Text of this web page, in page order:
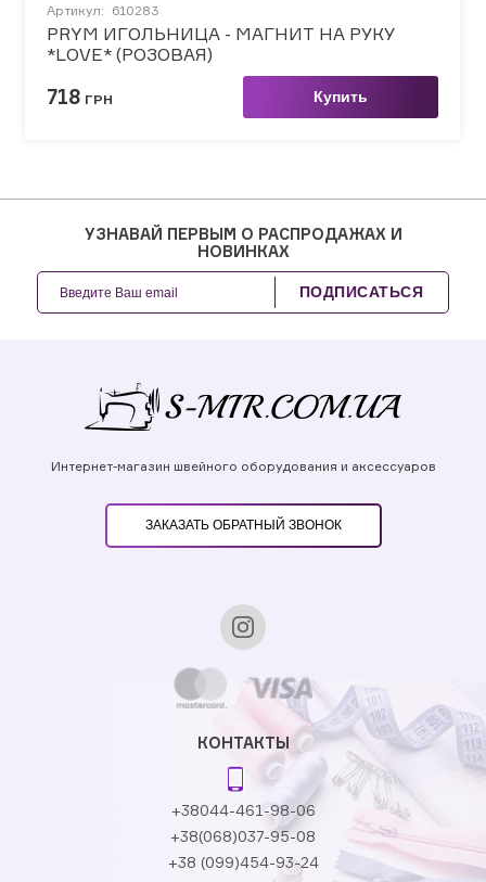
Артикул: 610283
PRYM ИГОЛЬНИЦА - МАГНИТ НА РУКУ
*LOVE* (РОЗОВАЯ)
718 ГРН Купить
УЗНАВАЙ ПЕРВЫМ О РАСПРОДАЖАХ И
НОВИНКАХ
ПОДПИСАТЬСЯ
Интернет-магазин швейного оборудования и аксессуаров
ЗАКАЗАТЬ ОБРАТНЫЙ ЗВОНОК
КОНТАКТЫ
+38044-461-98-06
+38(068)037-95-08
+38 (099)454-93-24